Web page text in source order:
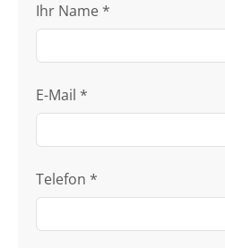
Ihr Name *
E-Mail *
Telefon *